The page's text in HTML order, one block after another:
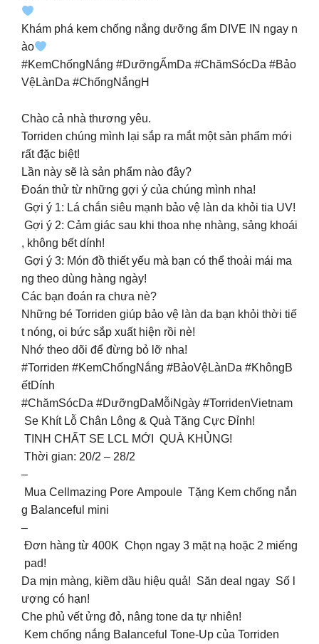
Khám phá kem chống nắng dưỡng ẩm DIVE IN ngay n
ào
#KemChốngNắng #DưỡngẨmDa #ChămSócDa #Bảo
VệLànDa #ChốngNắngH
Chào cả nhà thương yêu.
Torriden chúng mình lại sắp ra mắt một sản phẩm mới
rất đặc biệt!
Lần này sẽ là sản phẩm nào đây?
Đoán thử từ những gợi ý của chúng mình nha!
Gợi ý 1: Lá chắn siêu mạnh bảo vệ làn da khỏi tia UV!
Gợi ý 2: Cảm giác sau khi thoa nhẹ nhàng, sảng khoái
, không bết dính!
Gợi ý 3: Món đồ thiết yếu mà bạn có thể thoải mái ma
ng theo dùng hàng ngày!
Các bạn đoán ra chưa nè?
Những bé Torriden giúp bảo vệ làn da bạn khỏi thời tiế
t nóng, oi bức sắp xuất hiện rồi nè!
Nhớ theo dõi để đừng bỏ lỡ nha!️
#Torriden #KemChốngNắng #BảoVệLànDa #KhôngB
ếtDính
#ChămSócDa #DưỡngDaMỗiNgày #TorridenVietnam
Se Khít Lỗ Chân Lông & Quà Tặng Cực Đỉnh!
TINH CHẤT SE LCL MỚI QUÀ KHỦNG!
Thời gian: 20/2 – 28/2
–
Mua Cellmazing Pore Ampoule Tặng Kem chống nắn
g Balanceful mini
–
Đơn hàng từ 400K Chọn ngay 3 mặt nạ hoặc 2 miếng
pad!
Da mịn màng, kiềm dầu hiệu quả! Săn deal ngay Số l
ượng có hạn!
Che phủ vết ửng đỏ, nâng tone da tự nhiên!
Kem chống nắng Balanceful Tone-Up của Torriden